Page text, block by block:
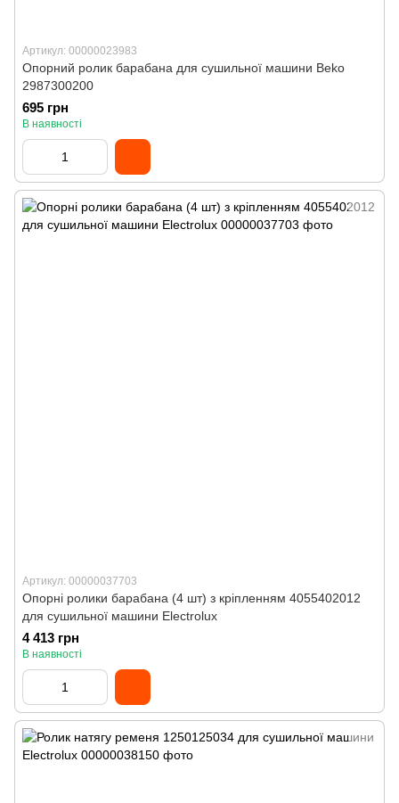
Артикул: 00000023983
Опорний ролик барабана для сушильної машини Beko
2987300200
695 грн
В наявності
Артикул: 00000037703
Опорні ролики барабана (4 шт) з кріпленням 4055402012
для сушильної машини Electrolux
4 413 грн
В наявності